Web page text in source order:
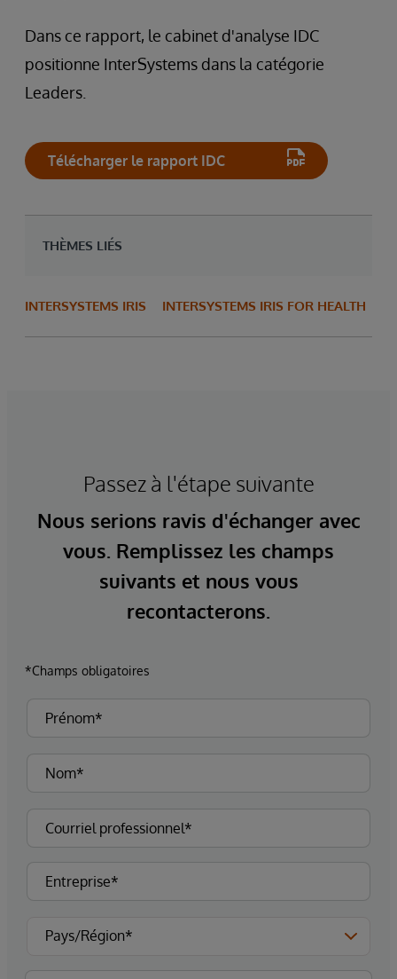
Dans ce rapport, le cabinet d'analyse IDC
positionne InterSystems dans la catégorie
Leaders.
Télécharger le rapport IDC
THÈMES LIÉS
INTERSYSTEMS IRIS INTERSYSTEMS IRIS FOR HEALTH
Passez à l'étape suivante
Nous serions ravis d'échanger avec
vous. Remplissez les champs
suivants et nous vous
recontacterons.
*Champs obligatoires